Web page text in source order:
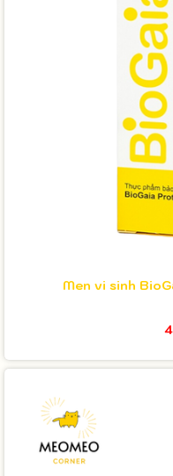
Men vi sinh